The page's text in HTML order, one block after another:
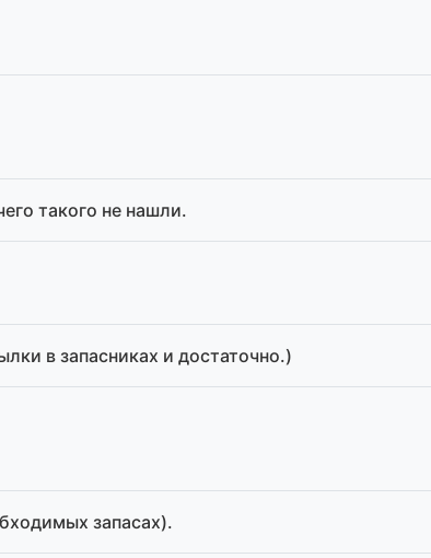
такого не нашли.
в запасниках и достаточно.)
запасах).